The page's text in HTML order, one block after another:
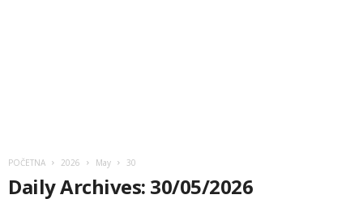
POČETNA 2026 May 30
Daily Archives: 30/05/2026